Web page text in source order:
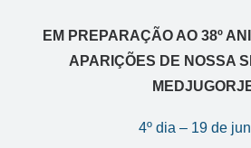
EM PREPARAÇÃO AO 38º
APARIÇÕES DE NOSSA
4º dia – 19 de